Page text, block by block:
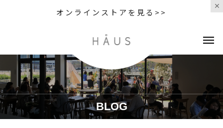
オンラインストアを見る>>
BLOG